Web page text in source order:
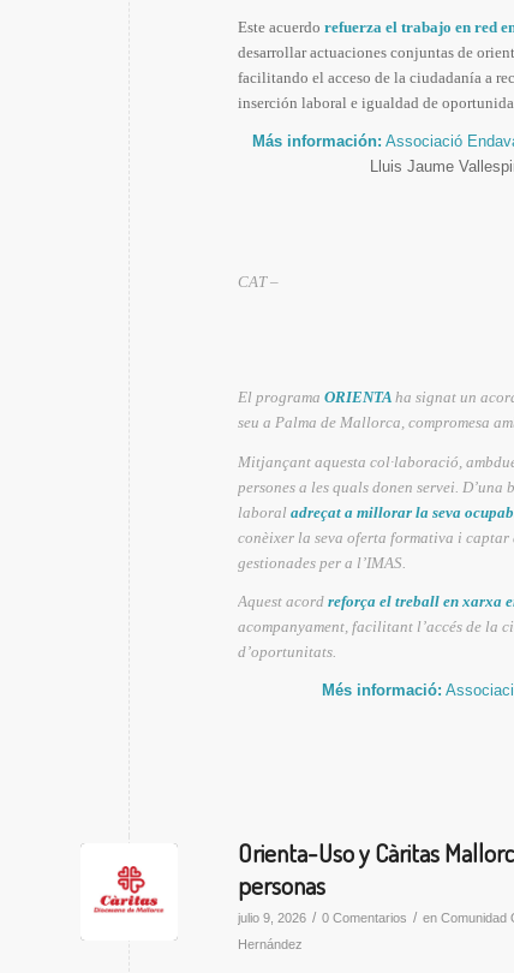
Este acuerdo refuerza el trabajo en red
desarrollar actuaciones conjuntas de
facilitando el acceso de la ciudadanía a
inserción laboral e igualdad de
Más información: Associació
Lluis Jaume
CAT –
El programa ORIENTA ha signat un
seu a Palma de Mallorca, compromesa
Mitjançant aquesta col·laboració,
persones a les quals donen servei.
laboral adreçat a millorar la seva
conèixer la seva oferta formativa i captar
gestionades per a l’IMAS.
Aquest acord reforça el treball en xarxa
acompanyament, facilitant l’accés de
d’oportunitats.
Més informació:
Orienta-Uso y Càritas
personas
julio 9, 2026 / 0 Comentarios / en Comunidad
Hernández